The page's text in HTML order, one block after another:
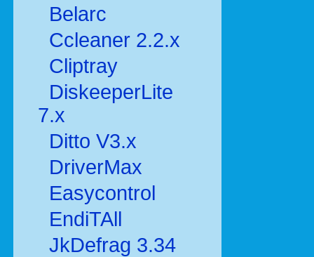
Belarc
Ccleaner 2.2.x
Cliptray
DiskeeperLite
7.x
Ditto V3.x
DriverMax
Easycontrol
EndiTAll
JkDefrag 3.34